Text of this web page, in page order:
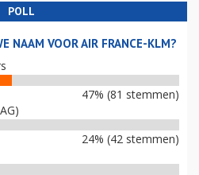
POLL
NAAM VOOR AIR FRANCE-KLM?
47% (81 stemmen)
24% (42 stemmen)